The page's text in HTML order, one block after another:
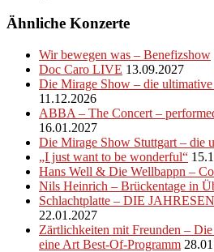
Ähnliche Konzerte
Wir bewegen was – Benefizshow
Doc Caro LIVE 13.09.2027
Die Mirage Show – die ultimative
11.12.2026
ABBA – The Concert –
16.01.2027
Die Mirage Show Stuttgart – die
„I just want to be wonderful“
Hans Well & Die Wellbappn –
Nils Heinrich – Brückentage in
Schlachtplatte – DIE
22.01.2027
Zärtlichkeiten mit Freunden –
eine Art Best-Of-Programm